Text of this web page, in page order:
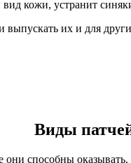
кожи, устранит
их и для
Виды
они способны оказывать.